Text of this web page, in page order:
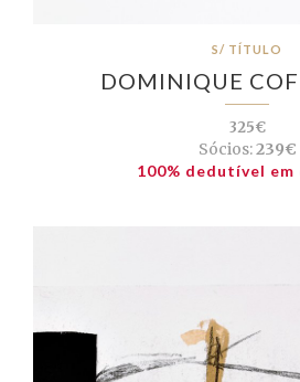
S/ TÍTULO
DOMINIQUE
325€
Sócios:239€
100% dedutível em